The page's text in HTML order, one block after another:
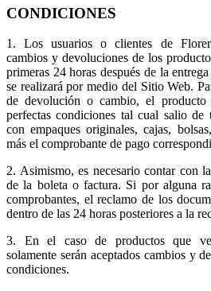
CONDICIONES
1. Los usuarios o clientes de
cambios y devoluciones de los
primeras 24 horas después de la
se realizará por medio del Sitio Web.
de devolución o cambio, el producto
perfectas condiciones tal cual salio de
con empaques originales, cajas,
más el comprobante de pago
2. Asimismo, es necesario contar con
de la boleta o factura. Si por alguna
comprobantes, el reclamo de los
dentro de las 24 horas posteriores a la
3. En el caso de productos que
solamente serán aceptados cambios y
condiciones.